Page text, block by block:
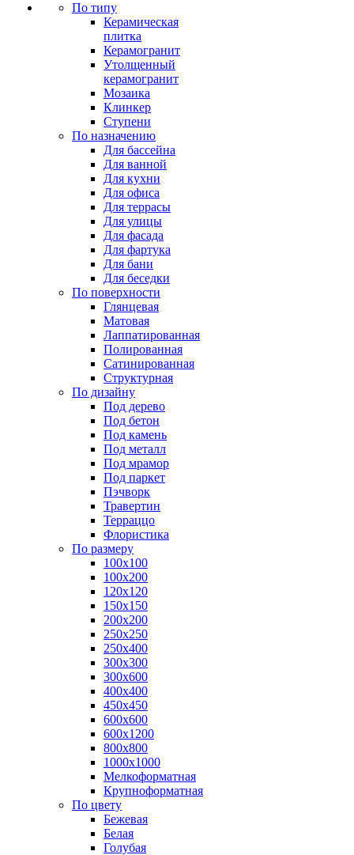
По типу
Керамическая
плитка
Керамогранит
Утолщенный
керамогранит
Мозаика
Клинкер
Ступени
По назначению
Для бассейна
Для ванной
Для кухни
Для офиса
Для террасы
Для улицы
Для фасада
Для фартука
Для бани
Для беседки
По поверхности
Глянцевая
Матовая
Лаппатированная
Полированная
Сатинированная
Структурная
По дизайну
Под дерево
Под бетон
Под камень
Под металл
Под мрамор
Под паркет
Пэчворк
Травертин
Терраццо
Флористика
По размеру
100х100
100х200
120х120
150х150
200х200
250х250
250х400
300х300
300х600
400х400
450х450
600х600
600х1200
800х800
1000х1000
Мелкоформатная
Крупноформатная
По цвету
Бежевая
Белая
Голубая